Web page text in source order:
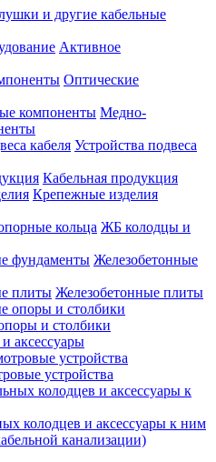
и другие кабельные
Активное
Оптические
Медно-
Устройства подвеса
Кабельная продукция
Крепежные изделия
ЖБ колодцы и
Железобетонные
Железобетонные плиты
и столбики
аксессуары
устройства
колодцев и аксессуары к ним
канализации)